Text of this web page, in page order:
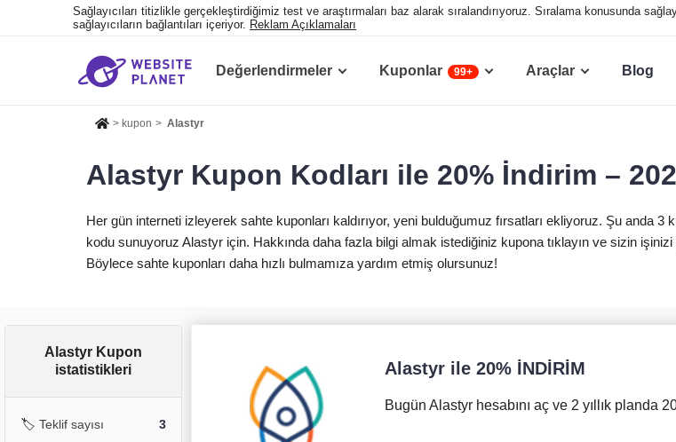
Sağlayıcıları titizlikle gerçekleştirdiğimiz test ve araştırmaları baz alarak sıralandırıyoruz. Sıralama konusunda
sağlayıcıların bağlantıları içeriyor. Reklam Açıklamaları
Değerlendirmeler Kuponlar 99+ Araçlar Blog
> kupon > Alastyr
Alastyr Kupon Kodları ile 20% İndirim –
Her gün interneti izleyerek sahte kuponları kaldırıyor, yeni bulduğumuz fırsatları ekliyoruz. Şu anda 3
kodu sunuyoruz Alastyr için. Hakkında daha fazla bilgi almak istediğiniz kupona tıklayın ve sizin
Böylece sahte kuponları daha hızlı bulmamıza yardım etmiş olursunuz!
Alastyr Kupon
istatistikleri
🏷️ Teklif sayısı 3
Alastyr ile 20% İNDİRİM
Bugün Alastyr hesabını aç ve 2 yıllık planda